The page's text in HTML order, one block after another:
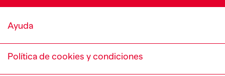
Ayuda
Política de cookies y condiciones